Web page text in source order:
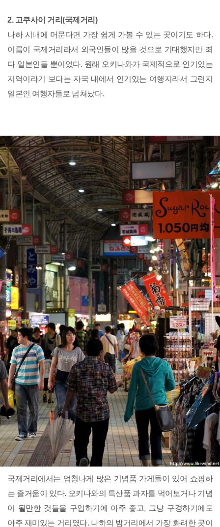
2. 고쿠사이 거리(국제거리)
나하 시내에 머문다면 가장 쉽게 가볼 수 있는 곳이기도 하다.
이름이 국제거리라서 외국인들이 많을 것으로 기대했지만 죄
다 일본인들 뿐이었다. 원래 오키나와가 국제적으로 인기있는
지역이라기 보다는 자국 내에서 인기있는 여행지라서 그런지
일본인 여행자들로 넘쳐났다.
국제거리에서는 엄청나게 많은 기념품 가게들이 있어 쇼핑하
는 즐거움이 있다. 오키나와의 특산품 과자를 먹어보거나 기념
이 될만한 것들을 구입하기에 아주 좋고, 그냥 구경하기에도
아주 재미있는 거리였다. 나하의 밤거리에서 가장 화려한 곳이